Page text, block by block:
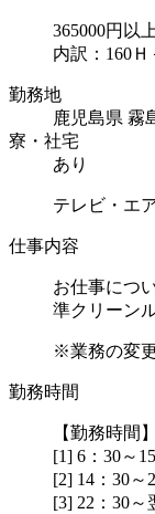
365000円以
内訳：160Ｈ
勤務地
鹿児島県 霧
寮・社宅
あり
テレビ・エ
仕事内容
お仕事につ
準クリーン
※業務の変
勤務時間
【勤務時間】
[1] 6：30～
[2] 14：30～
[3] 22：30～